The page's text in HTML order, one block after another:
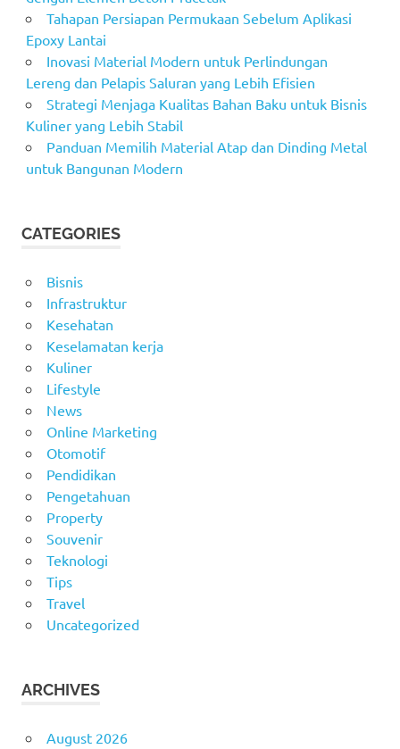
Tahapan Persiapan Permukaan Sebelum Aplikasi
Epoxy Lantai
Inovasi Material Modern untuk Perlindungan
Lereng dan Pelapis Saluran yang Lebih Efisien
Strategi Menjaga Kualitas Bahan Baku untuk Bisnis
Kuliner yang Lebih Stabil
Panduan Memilih Material Atap dan Dinding Metal
untuk Bangunan Modern
CATEGORIES
Bisnis
Infrastruktur
Kesehatan
Keselamatan kerja
Kuliner
Lifestyle
News
Online Marketing
Otomotif
Pendidikan
Pengetahuan
Property
Souvenir
Teknologi
Tips
Travel
Uncategorized
ARCHIVES
August 2026